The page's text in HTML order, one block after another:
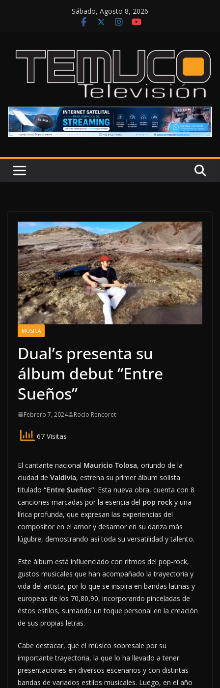
Sábado, Agosto 8, 2026
MÚSICA
Dual’s presenta su
álbum debut “Entre
Sueños”
Febrero 7, 2024 Rocío Rencoret
67 Visitas
El cantante nacional Mauricio Tolosa, oriundo de la
ciudad de Valdivia, estrena su primer álbum solista
titulado “Entre Sueños”. Esta nueva obra, cuenta con 8
canciones marcadas por la esencia del pop rock y una
lírica profunda, que expresan las experiencias del
compositor en el amor y desamor en su danza más
lúgubre, demostrando así toda su versatilidad y talento.
Este álbum está influenciado con ritmos del pop-rock,
gustos musicales que han acompañado la trayectoria y
vida del artista, por lo que se inspira en bandas latinas y
europeas de los 70,80,90, incorporando pinceladas de
éstos estilos, sumando un toque personal en la creación
de sus propias letras.
Cabe destacar, que el músico sobresale por su
importante trayectoria, la que lo ha llevado a tener
presentaciones en diversos escenarios y con distintas
bandas de variados estilos musicales. Luego, en el año